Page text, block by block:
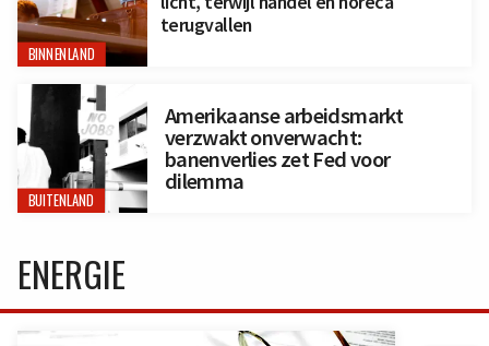
BINNENLAND
terugvallen
BUITENLAND
Amerikaanse arbeidsmarkt
verzwakt onverwacht:
banenverlies zet Fed voor
dilemma
ENERGIE